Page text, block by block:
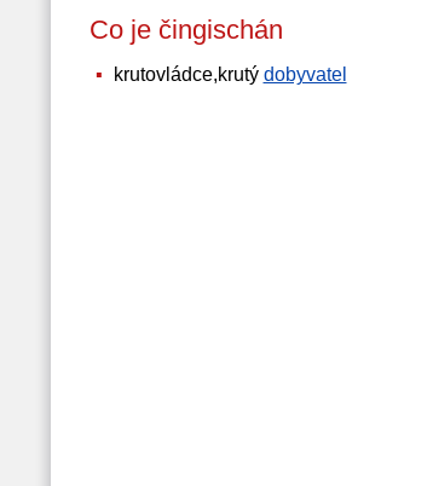
Co je čingischán
krutovládce,krutý dobyvatel